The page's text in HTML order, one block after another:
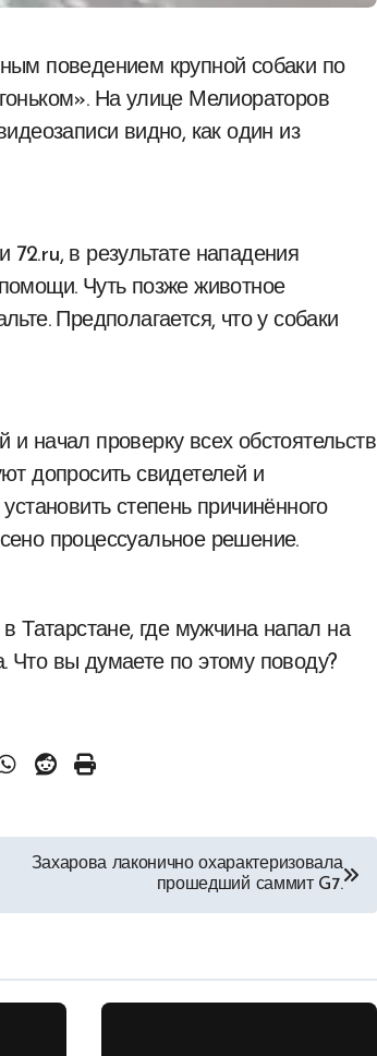
На улице Мелиораторов
видно, как один из
в результате нападения
Чуть позже животное
Предполагается, что у собаки
начал проверку всех обстоятельств
допросить свидетелей и
степень причинённого
процессуальное решение.
Татарстане, где мужчина напал на
Что вы думаете по этому поводу?
Захарова лаконично охарактеризовала
прошедший саммит G7.